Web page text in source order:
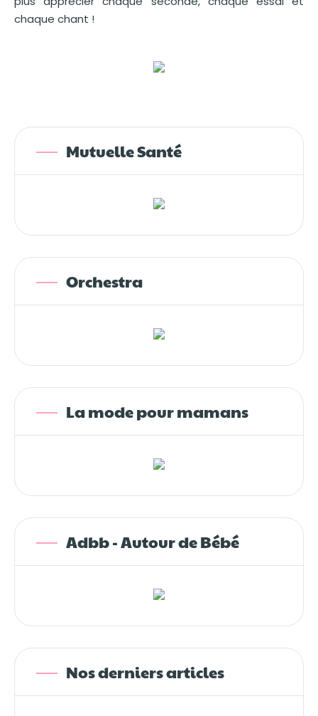
chaque chant !
Mutuelle Santé
Orchestra
La mode pour mamans
Adbb - Autour de Bébé
Nos derniers articles